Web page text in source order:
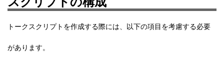
トークスクリプトを作成する際には、以下の項目を考慮する必要
があります。